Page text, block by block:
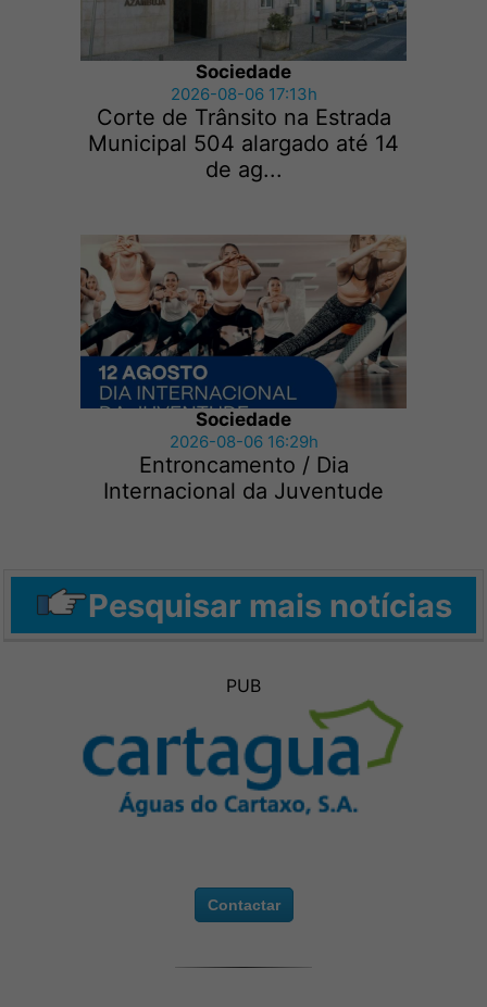
Sociedade
2026-08-06 17:13h
Corte de Trânsito na Estrada
Municipal 504 alargado até 14
de ag...
Sociedade
2026-08-06 16:29h
Entroncamento / Dia
Internacional da Juventude
Pesquisar mais notícias
PUB
Contactar